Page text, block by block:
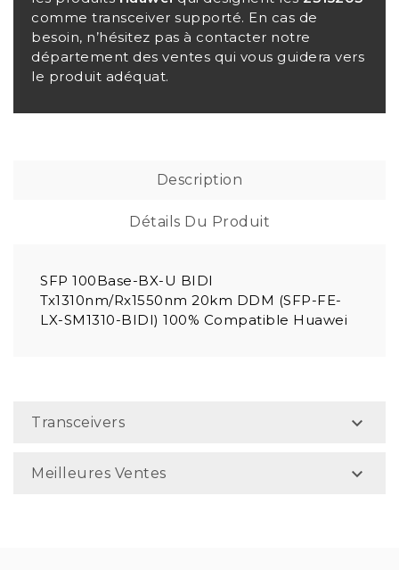
comme transceiver supporté. En cas de
besoin, n’hésitez pas à contacter notre
département des ventes qui vous guidera vers
le produit adéquat.
Description
Détails Du Produit
SFP 100Base-BX-U BIDI
Tx1310nm/Rx1550nm 20km DDM (SFP-FE-
LX-SM1310-BIDI) 100% Compatible Huawei
Transceivers 
Meilleures Ventes 